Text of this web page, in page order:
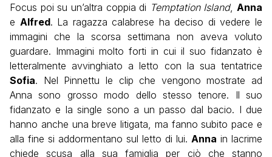
Focus poi su un’altra coppia di Temptation Island, Anna
e Alfred. La ragazza calabrese ha deciso di vedere le
immagini che la scorsa settimana non aveva voluto
guardare. Immagini molto forti in cui il suo fidanzato è
letteralmente avvinghiato a letto con la sua tentatrice
Sofia. Nel Pinnettu le clip che vengono mostrate ad
Anna sono grosso modo dello stesso tenore. Il suo
fidanzato e la single sono a un passo dal bacio. I due
hanno anche una breve litigata, ma fanno subito pace e
alla fine si addormentano sul letto di lui. Anna in lacrime
chiede scusa alla sua famiglia per ciò che stanno